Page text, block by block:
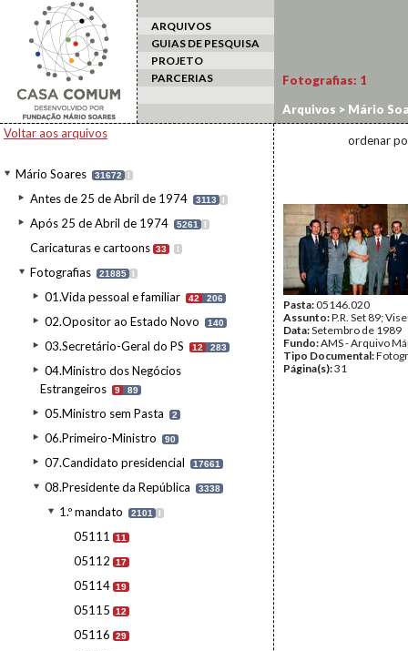
ARQUIVOS
GUIAS DE PESQUISA
PROJETO
PARCERIAS
Voltar aos arquivos
Mário Soares 31672 I
Antes de 25 de Abril de 1974 3113 I
Após 25 de Abril de 1974 5261 I
Caricaturas e cartoons 33 I
Fotografias 21885 I
01.Vida pessoal e familiar 42 206
02.Opositor ao Estado Novo 140
03.Secretário-Geral do PS 12 283
04.Ministro dos Negócios
Estrangeiros
9 89
05.Ministro sem Pasta 2
06.Primeiro-Ministro 90
07.Candidato presidencial 17661
08.Presidente da República 3338
1.º mandato 2101 I
05111 11
05112 17
05114 19
05115 12
05116 29
Fotografias: 1
Arquivos > Mário
ordenar
Pasta:05146.020
Assunto:P.R. Set 89;
Data:Setembro de 1989
Fundo:AMS - Arquivo
Tipo Documental:
Página(s):31